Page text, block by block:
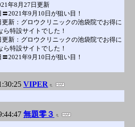
年8月27日更新
2021年9月10日が狙い目！
更新：グロウクリニックの池袋院でお得に
ら特設サイトでした！
更新：グロウクリニックの池袋院でお得に
ら特設サイトでした！
2021年9月10日が狙い目！
VIPER
無題零３